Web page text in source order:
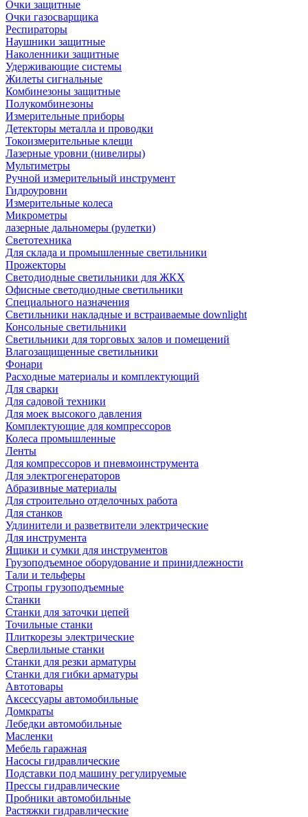
Очки защитные
Очки газосварщика
Респираторы
Наушники защитные
Наколенники защитные
Удерживающие системы
Жилеты сигнальные
Комбинезоны защитные
Полукомбинезоны
Измерительные приборы
Детекторы металла и проводки
Токоизмерительные клещи
Лазерные уровни (нивелиры)
Мультиметры
Ручной измерительный инструмент
Гидроуровни
Измерительные колеса
Микрометры
лазерные дальномеры (рулетки)
Светотехника
Для склада и промышленные светильники
Прожекторы
Светодиодные светильники для ЖКХ
Офисные светодиодные светильники
Специального назначения
Светильники накладные и встраиваемые downlight
Консольные светильники
Светильники для торговых залов и помещений
Влагозащищенные светильники
Фонари
Расходные материалы и комплектующий
Для сварки
Для садовой техники
Для моек высокого давления
Комплектующие для компрессоров
Колеса промышленные
Ленты
Для компрессоров и пневмоинструмента
Для электрогенераторов
Абразивные материалы
Для строительно отделочных работа
Для станков
Удлинители и разветвители электрические
Для инструмента
Ящики и сумки для инструментов
Грузоподъемное оборудование и принидлежности
Тали и тельферы
Стропы грузоподъемные
Станки
Станки для заточки цепей
Точильные станки
Плиткорезы электрические
Сверлильные станки
Станки для резки арматуры
Станки для гибки арматуры
Автотовары
Аксессуары автомобильные
Домкраты
Лебедки автомобильные
Масленки
Мебель гаражная
Насосы гидравлические
Подставки под машину регулируемые
Прессы гидравлические
Пробники автомобильные
Растяжки гидравлические